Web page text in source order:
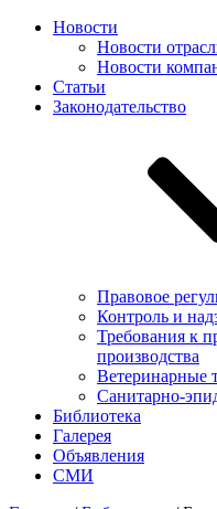
Новости
Новости
Новости
Статьи
Законодательство
Правовое
Контроль и
Требования к
производства
Ветеринарные
Санитарно-
Библиотека
Галерея
Объявления
СМИ